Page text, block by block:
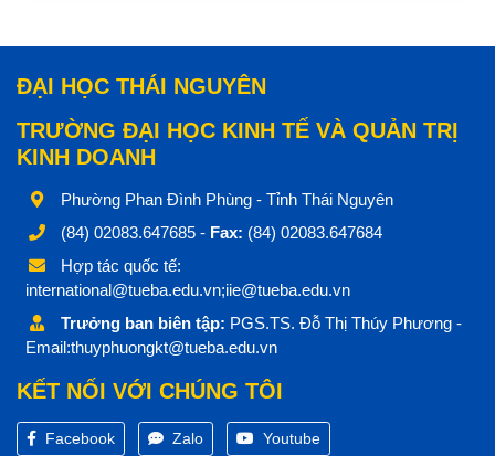
ĐẠI HỌC THÁI NGUYÊN
TRƯỜNG ĐẠI HỌC KINH TẾ VÀ QUẢN TRỊ
KINH DOANH
Phường Phan Đình Phùng - Tỉnh Thái Nguyên
(84) 02083.647685 - Fax: (84) 02083.647684
Hợp tác quốc tế:
international@tueba.edu.vn;iie@tueba.edu.vn
Trưởng ban biên tập: PGS.TS. Đỗ Thị Thúy Phương -
Email:thuyphuongkt@tueba.edu.vn
KẾT NỐI VỚI CHÚNG TÔI
Facebook Zalo Youtube